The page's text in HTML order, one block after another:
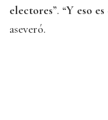
electores”. “Y eso
aseveró.